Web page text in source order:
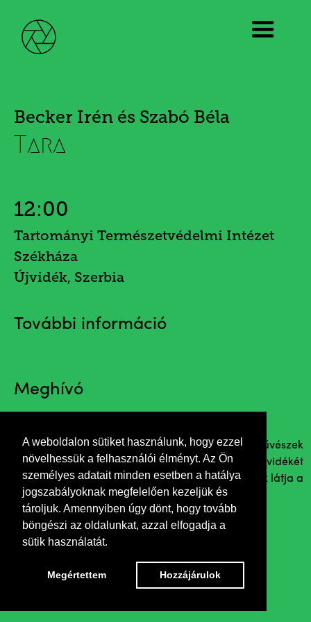
A weboldalon sütiket használunk, hogy ezzel
növelhessük a felhasználói élményt. Az Ön
személyes adatait minden esetben a hatálya
jogszabályoknak megfelelően kezeljük és
tároljuk. Amennyiben úgy dönt, hogy tovább
böngészi az oldalunkat, azzal elfogadja a
sütik használatát.
Megértettem Hozzájárulok
Becker Irén és Szabó Béla
Tara
12:00
Tartományi Természetvédelmi Intézet
Székháza
Újvidék, Szerbia
További információ
Meghívó
Becker Irén és Szabó Béla magyarországi fotóművészek
közös tárlata, a Tara, Szerbia egyik legszebb hegyvidékét
örökíti meg. Egyben válaszol a kérdésre: Milyennek látja a
Tarát az idegen szem?